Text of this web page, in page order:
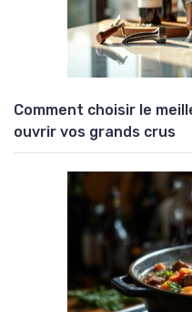
Comment choisir le
ouvrir vos grands crus